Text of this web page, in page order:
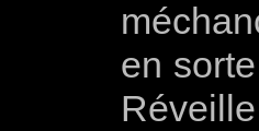
en